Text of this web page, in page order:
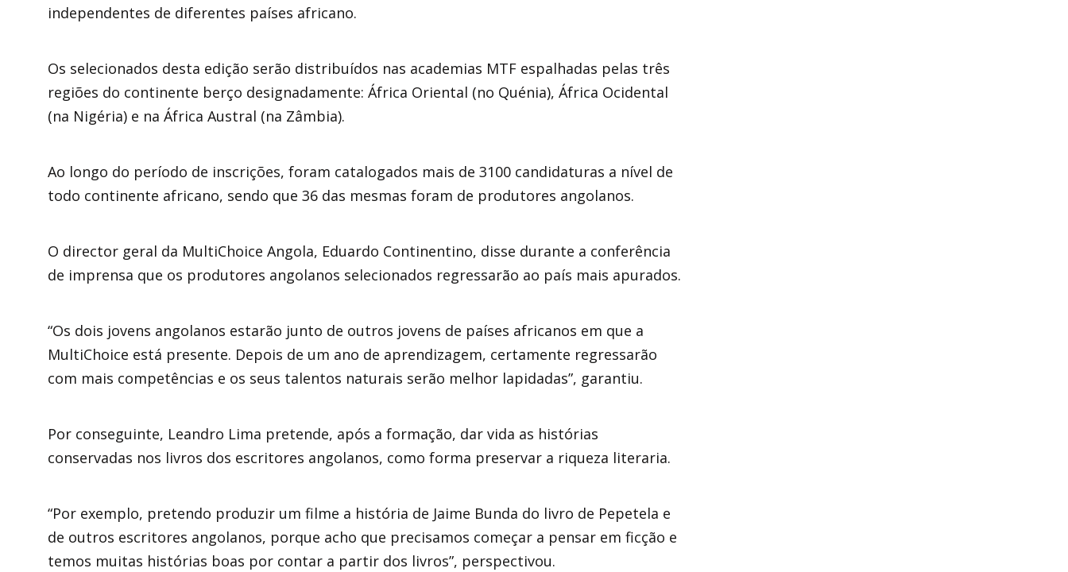
independentes de diferentes países africano.
Os selecionados desta edição serão distribuídos nas academias MTF espalhadas pelas três
regiões do continente berço designadamente: África Oriental (no Quénia), África Ocidental
(na Nigéria) e na África Austral (na Zâmbia).
Ao longo do período de inscrições, foram catalogados mais de 3100 candidaturas a nível de
todo continente africano, sendo que 36 das mesmas foram de produtores angolanos.
O director geral da MultiChoice Angola, Eduardo Continentino, disse durante a conferência
de imprensa que os produtores angolanos selecionados regressarão ao país mais apurados.
“Os dois jovens angolanos estarão junto de outros jovens de países africanos em que a
MultiChoice está presente. Depois de um ano de aprendizagem, certamente regressarão
com mais competências e os seus talentos naturais serão melhor lapidadas”, garantiu.
Por conseguinte, Leandro Lima pretende, após a formação, dar vida as histórias
conservadas nos livros dos escritores angolanos, como forma preservar a riqueza literaria.
“Por exemplo, pretendo produzir um filme a história de Jaime Bunda do livro de Pepetela e
de outros escritores angolanos, porque acho que precisamos começar a pensar em ficção e
temos muitas histórias boas por contar a partir dos livros”, perspectivou.